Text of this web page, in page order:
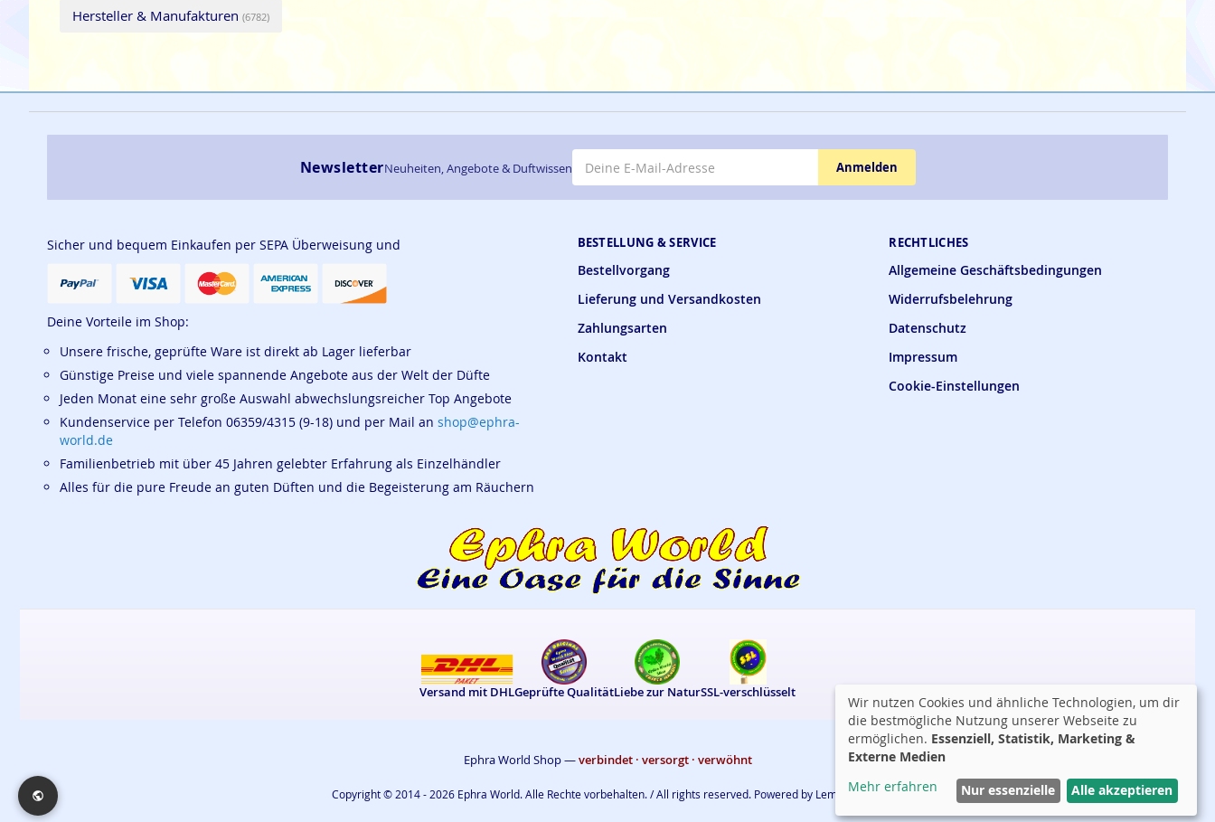
Hersteller & Manufakturen (6782)
BESTELLUNG & SERVICE
Bestellvorgang
Lieferung und Versandkosten
Zahlungsarten
Kontakt
RECHTLICHES
Allgemeine Geschäftsbedingungen
Widerrufsbelehrung
Datenschutz
Impressum
Cookie-Einstellungen
NewsletterNeuheiten, Angebote & Duftwissen Anmelden
Sicher und bequem Einkaufen per SEPA Überweisung und
Deine Vorteile im Shop:
Unsere frische, geprüfte Ware ist direkt ab Lager lieferbar
Günstige Preise und viele spannende Angebote aus der Welt der Düfte
Jeden Monat eine sehr große Auswahl abwechslungsreicher Top Angebote
Kundenservice per Telefon 06359/4315 (9-18) und per Mail an shop@ephra-
world.de
Familienbetrieb mit über 45 Jahren gelebter Erfahrung als Einzelhändler
Alles für die pure Freude an guten Düften und die Begeisterung am Räuchern
Versand mit DHLGeprüfte QualitätLiebe zur NaturSSL-verschlüsselt
Ephra World Shop —verbindet · versorgt · verwöhnt
Copyright © 2014 - 2026 Ephra World. Alle Rechte vorbehalten. / All rights reserved. Powered by Lemmy Tauer
Wir nutzen Cookies und ähnliche Technologien, um dir
die bestmögliche Nutzung unserer Webseite zu
ermöglichen. Essenziell, Statistik, Marketing &
Externe Medien
Mehr erfahren
Nur essenzielle Alle akzeptieren